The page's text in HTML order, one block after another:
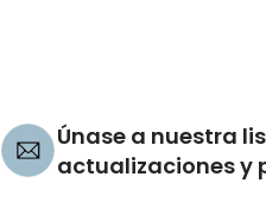
Únase a nuestra
actualizaciones y